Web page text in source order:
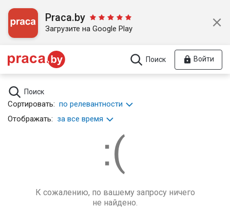
Praca.by
Загрузите на Google Play
Поиск Войти
Поиск
Сортировать: по релевантности
Отображать: за все время
К сожалению, по вашему запросу ничего
не найдено.